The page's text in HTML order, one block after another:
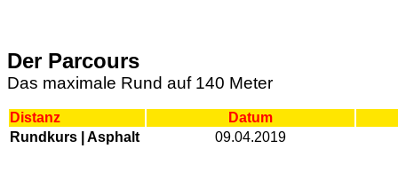
Der Parcours
Das maximale Rund auf 140 Meter
Distanz
Datum
Rundkurs | Asphalt
09.04.2019